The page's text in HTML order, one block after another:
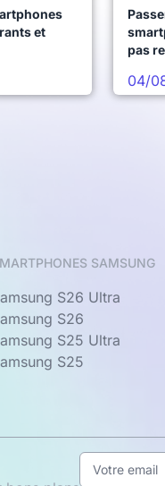
et
pas
04/
SAMSUNG
S26 Ultra
S26
S25 Ultra
S25